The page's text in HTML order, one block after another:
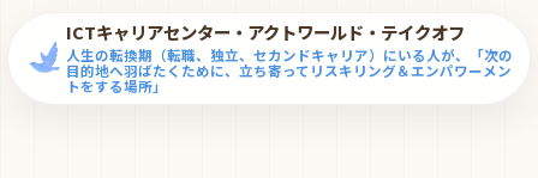
Skip to contentICTキャリアセンター・アクトワールド・テイクオフ
人生の転換期（転職、独立、セカンドキャリア）にいる人が、「次の
目的地へ羽ばたくために、立ち寄ってリスキリング＆エンパワーメン
トをする場所」